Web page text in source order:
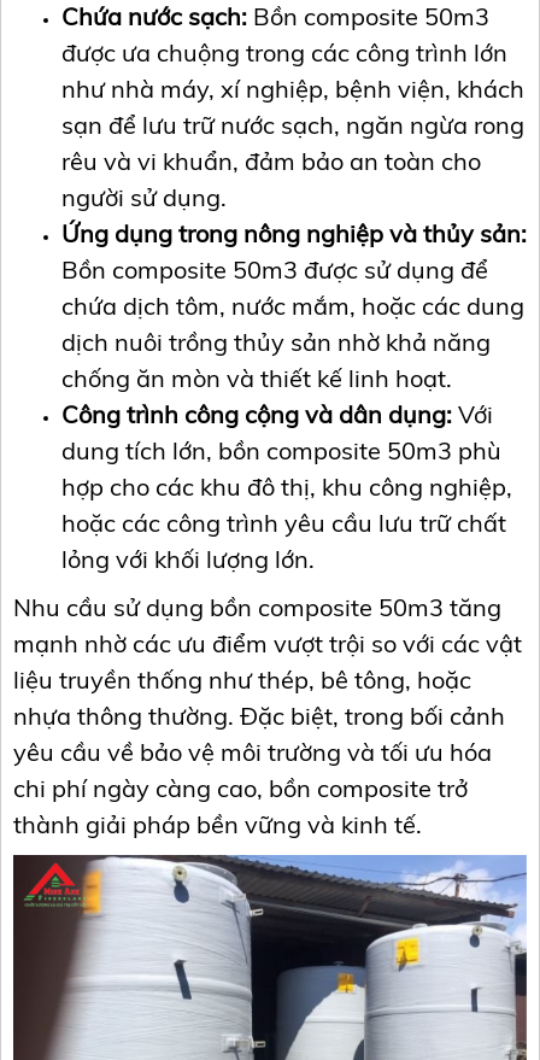
Chứa nước sạch: Bồn composite 50m3
được ưa chuộng trong các công trình lớn
như nhà máy, xí nghiệp, bệnh viện, khách
sạn để lưu trữ nước sạch, ngăn ngừa rong
rêu và vi khuẩn, đảm bảo an toàn cho
người sử dụng.
Ứng dụng trong nông nghiệp và thủy sản:
Bồn composite 50m3 được sử dụng để
chứa dịch tôm, nước mắm, hoặc các dung
dịch nuôi trồng thủy sản nhờ khả năng
chống ăn mòn và thiết kế linh hoạt.
Công trình công cộng và dân dụng: Với
dung tích lớn, bồn composite 50m3 phù
hợp cho các khu đô thị, khu công nghiệp,
hoặc các công trình yêu cầu lưu trữ chất
lỏng với khối lượng lớn.
Nhu cầu sử dụng bồn composite 50m3 tăng
mạnh nhờ các ưu điểm vượt trội so với các vật
liệu truyền thống như thép, bê tông, hoặc
nhựa thông thường. Đặc biệt, trong bối cảnh
yêu cầu về bảo vệ môi trường và tối ưu hóa
chi phí ngày càng cao, bồn composite trở
thành giải pháp bền vững và kinh tế.